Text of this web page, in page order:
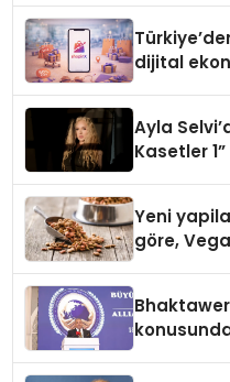
dijital
Ayla
Kasetler
Yeni
göre,